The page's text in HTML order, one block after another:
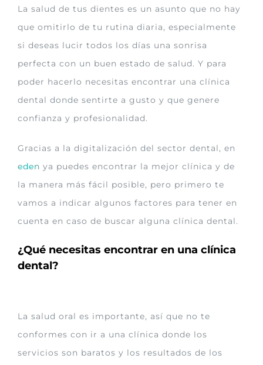
La salud de tus dientes es un asunto que no hay
que omitirlo de tu rutina diaria, especialmente
si deseas lucir todos los días una sonrisa
perfecta con un buen estado de salud. Y para
poder hacerlo necesitas encontrar una clínica
dental donde sentirte a gusto y que genere
confianza y profesionalidad.
Gracias a la digitalización del sector dental, en
eden ya puedes encontrar la mejor clínica y de
la manera más fácil posible, pero primero te
vamos a indicar algunos factores para tener en
cuenta en caso de buscar alguna clínica dental.
¿Qué necesitas encontrar en una clínica
dental?
La salud oral es importante, así que no te
conformes con ir a una clínica donde los
servicios son baratos y los resultados de los